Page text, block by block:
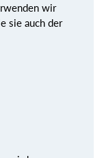
wir
sie auch der